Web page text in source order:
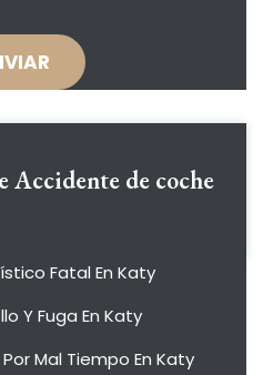
Accidente de coche
Fatal En Katy
Y Fuga En Katy
Mal Tiempo En Katy